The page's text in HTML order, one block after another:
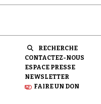
RECHERCHE
CONTACTEZ-NOUS
ESPACE PRESSE
NEWSLETTER
FAIRE UN DON